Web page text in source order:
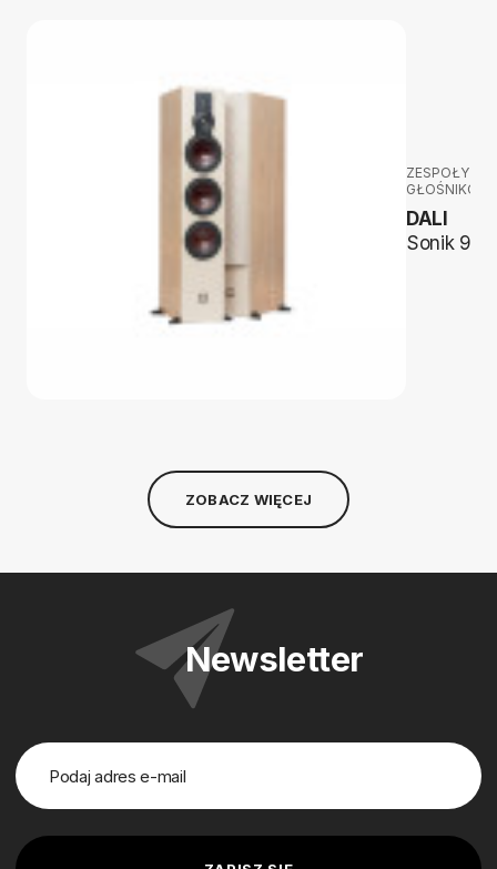
ZESPOŁY
DALI
Sonik 9
ZOBACZ WIĘCEJ
Newsletter